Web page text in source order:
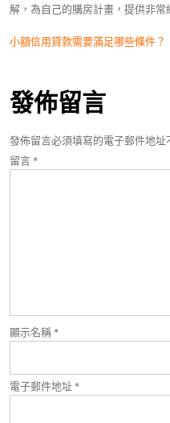
解，為自己的購房計畫，提供非常
文
導
覽
小額信用貸款需要滿足哪些條件？
發佈留言
發佈留言必須填寫的電子郵件地址
留言 *
顯示名稱 *
電子郵件地址 *